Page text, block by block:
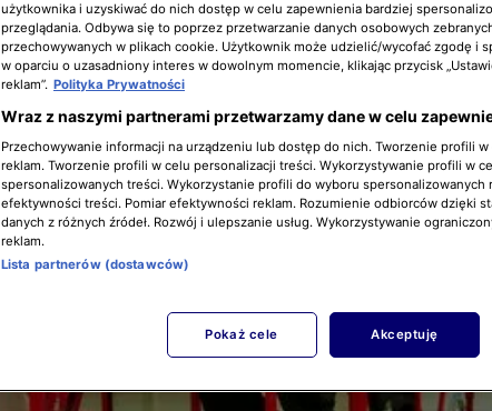
użytkownika i uzyskiwać do nich dostęp w celu zapewnienia bardziej
przeglądania. Odbywa się to poprzez przetwarzanie danych osobowych
przechowywanych w plikach cookie. Użytkownik może udzielić/wycofać zgodę i
w oparciu o uzasadniony interes w dowolnym momencie, klikając przycisk
reklam”. Polityka Prywatności
Wraz z naszymi partnerami przetwarzamy dane w celu
Przechowywanie informacji na urządzeniu lub dostęp do nich. Tworzenie profili
reklam. Tworzenie profili w celu personalizacji treści. Wykorzystywanie profili w
spersonalizowanych treści. Wykorzystanie profili do wyboru spersonalizowanych
efektywności treści. Pomiar efektywności reklam. Rozumienie odbiorców dzięki
danych z różnych źródeł. Rozwój i ulepszanie usług. Wykorzystywanie
reklam.
Lista partnerów (dostawców)
Pokaż cele Akceptuję